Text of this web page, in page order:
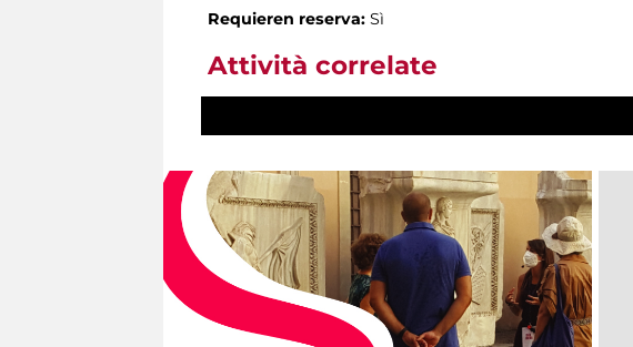
Requieren reserva: Sì
Attività correlate